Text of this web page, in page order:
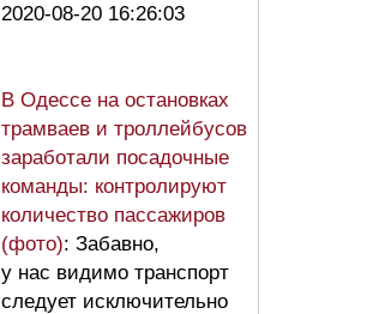
2020-08-20 16:26:03
В Одессе на остановках
трамваев и троллейбусов
заработали посадочные
команды: контролируют
количество пассажиров
(фото): Забавно,
у нас видимо транспорт
следует исключительно